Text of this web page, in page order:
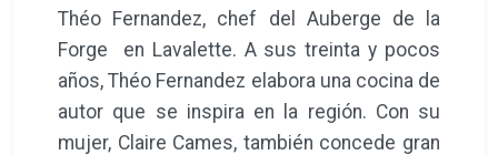
Théo Fernandez, chef del Auberge de la
Forge en Lavalette. A sus treinta y pocos
años, Théo Fernandez elabora una cocina de
autor que se inspira en la región. Con su
mujer, Claire Cames, también concede gran